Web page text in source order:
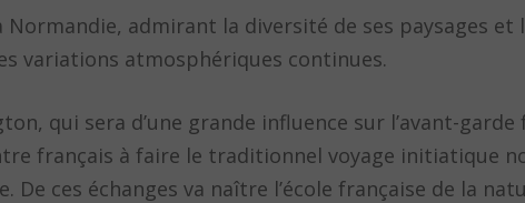
admirant la diversité de ses paysages et
variations atmosphériques continues.
qui sera d’une grande influence sur l’avant-garde
français à faire le traditionnel voyage initiatique
De ces échanges va naître l’école française de la